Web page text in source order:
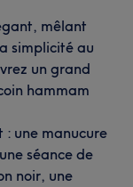
mêlant
simplicité au
un grand
hammam
: une manucure
séance de
noir, une